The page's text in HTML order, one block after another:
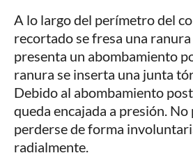
A lo largo del perímetro del
recortado se fresa una
presenta un abombamiento
ranura se inserta una junta
Debido al abombamiento
queda encajada a presión.
perderse de forma
radialmente.